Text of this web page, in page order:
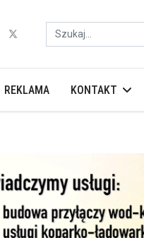
Szukaj
REKLAMA KONTAKT